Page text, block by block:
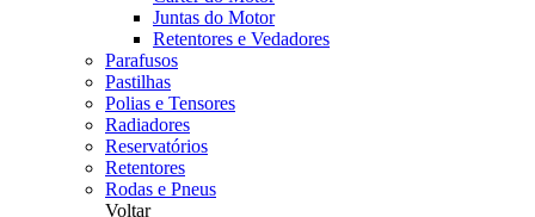
Juntas do Motor
Retentores e Vedadores
Parafusos
Pastilhas
Polias e Tensores
Radiadores
Reservatórios
Retentores
Rodas e Pneus
Voltar